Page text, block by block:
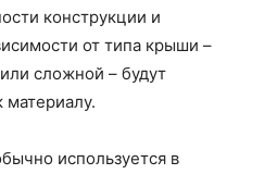
конструкции и
от типа крыши –
сложной – будут
материалу.
используется в